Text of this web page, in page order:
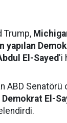
Trump,
yapılan
El-Sayed'i
ABD Senatörü
El-